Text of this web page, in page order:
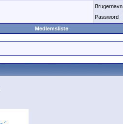
Brugernavn
Password
Medlemsliste